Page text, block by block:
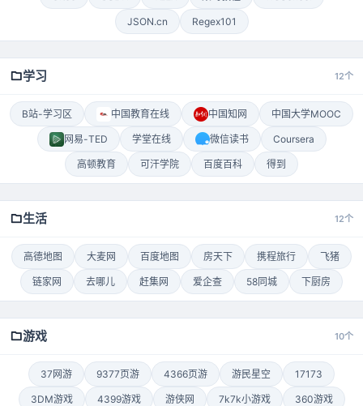
JSON.cn Regex101
学习 12个
B站-学习区 中国教育在线 中国知网 中国大学MOOC
网易-TED 学堂在线 微信读书 Coursera
高顿教育 可汗学院 百度百科 得到
生活 12个
高德地图 大麦网 百度地图 房天下 携程旅行 飞猪
链家网 去哪儿 赶集网 爱企查 58同城 下厨房
游戏 10个
37网游 9377页游 4366页游 游民星空 17173
3DM游戏 4399游戏 游侠网 7k7k小游戏 360游戏